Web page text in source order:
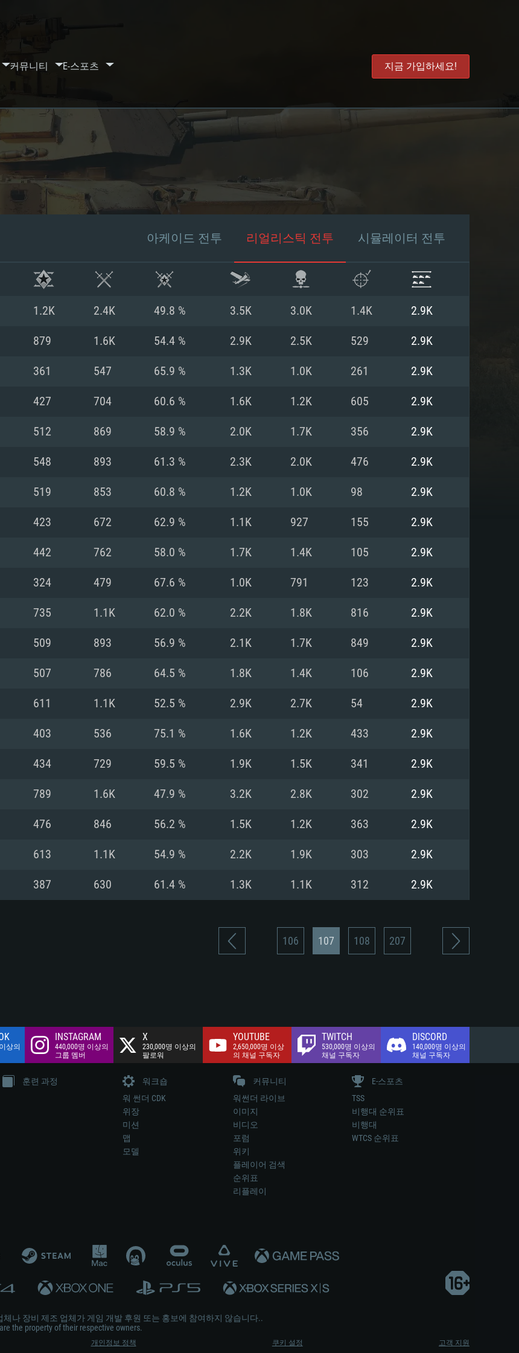
커뮤니티 E-스포츠 지금 가입하세요!
스템 요구사항
MAC Linux
는 AMD
언트)
권장 사양
운영체제: Windows 10/11 (64 bit)
프로세서: Intel Core i5 또는 Ryzen 5 3600 이상
메모리: 16 GB 이상
그래픽 카드: DirectX 11 이상을 지원하는 Nvidia
Xeon 은 지
Mac 버전
언트)
권장 사양
운영체제: Mac OS Big Sur 11.0
프로세서: Core i7 (Intel Xeon 은 지원하지 않습니
네트워크: 브로드밴드 인터넷
여유 저장 공간: 62.2 GB (전체 클라이언트)
그래픽 드라
드라이버를
지원 해상도
권장 사양
운영체제: Ubuntu 20.04 64bit
프로세서: Intel Core i7
메모리: 16 GB
그래픽 카드: Vulkan 을 지원하고, 최신 그래픽 드라
와 동급의 성능을 가지며 최신 그래픽 드라이버를
지원하는 AMD RX 570 (6개월 미만; 최소사양 지원
아케이드 전투 리얼리스틱 전투 시뮬레이터 전투
1.2K 2.4K 49.8 % 3.5K 3.0K 1.4K 2.9K
879 1.6K 54.4 % 2.9K 2.5K 529 2.9K
361 547 65.9 % 1.3K 1.0K 261 2.9K
427 704 60.6 % 1.6K 1.2K 605 2.9K
512 869 58.9 % 2.0K 1.7K 356 2.9K
548 893 61.3 % 2.3K 2.0K 476 2.9K
519 853 60.8 % 1.2K 1.0K 98 2.9K
423 672 62.9 % 1.1K 927 155 2.9K
442 762 58.0 % 1.7K 1.4K 105 2.9K
324 479 67.6 % 1.0K 791 123 2.9K
735 1.1K 62.0 % 2.2K 1.8K 816 2.9K
509 893 56.9 % 2.1K 1.7K 849 2.9K
507 786 64.5 % 1.8K 1.4K 106 2.9K
611 1.1K 52.5 % 2.9K 2.7K 54 2.9K
403 536 75.1 % 1.6K 1.2K 433 2.9K
434 729 59.5 % 1.9K 1.5K 341 2.9K
789 1.6K 47.9 % 3.2K 2.8K 302 2.9K
476 846 56.2 % 1.5K 1.2K 363 2.9K
613 1.1K 54.9 % 2.2K 1.9K 303 2.9K
387 630 61.4 % 1.3K 1.1K 312 2.9K
106 107 108 207
상의
INSTAGRAM
440,000명 이상의
그룹 멤버
X
230,000명 이상의
팔로워
YOUTUBE
2,650,000명 이상
의 채널 구독자
TWITCH
530,000명 이상의
채널 구독자
DISCORD
140,000명 이상의
채널 구독자
훈련 과정
워크숍
워 썬더 CDK
위장
미션
맵
모델
커뮤니티
워썬더 라이브
이미지
비디오
포럼
위키
플레이어 검색
순위표
리플레이
E-스포츠
TSS
비행대 순위표
비행대
WTCS 순위표
나 장비 제조 업체가 게임 개발 후원 또는 홍보에 참여하지 않습니다..
the property of their respective owners.
개인정보 정책 쿠키 설정 고객 지원